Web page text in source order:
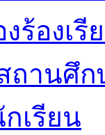
ร้องเ
ถานศึก
กเรียน